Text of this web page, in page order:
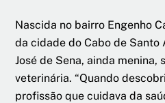
Nascida no bairro Engenho
da cidade do Cabo de Santo
José de Sena, ainda menina,
veterinária. “Quando
profissão que cuidava da